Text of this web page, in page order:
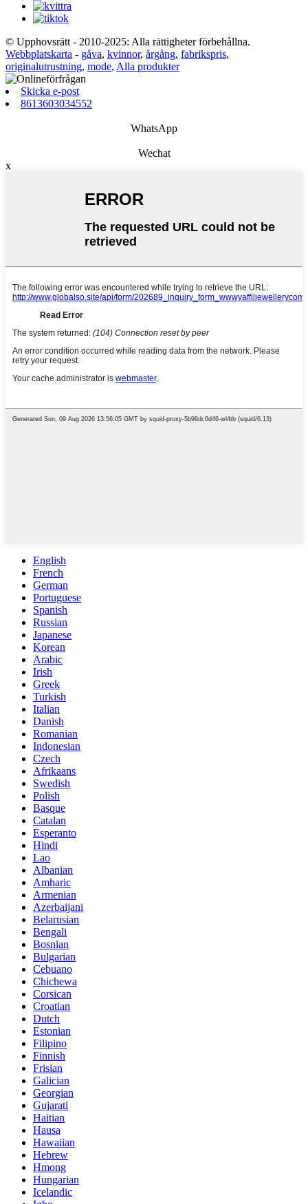
© Upphovsrätt - 2010-2025: Alla rättigheter förbehållna.
Webbplatskarta - gåva, kvinnor, årgång, fabrikspris,
originalutrustning, mode, Alla produkter
Skicka e-post
8613603034552
WhatsApp
Wechat
x
English
French
German
Portuguese
Spanish
Russian
Japanese
Korean
Arabic
Irish
Greek
Turkish
Italian
Danish
Romanian
Indonesian
Czech
Afrikaans
Swedish
Polish
Basque
Catalan
Esperanto
Hindi
Lao
Albanian
Amharic
Armenian
Azerbaijani
Belarusian
Bengali
Bosnian
Bulgarian
Cebuano
Chichewa
Corsican
Croatian
Dutch
Estonian
Filipino
Finnish
Frisian
Galician
Georgian
Gujarati
Haitian
Hausa
Hawaiian
Hebrew
Hmong
Hungarian
Icelandic